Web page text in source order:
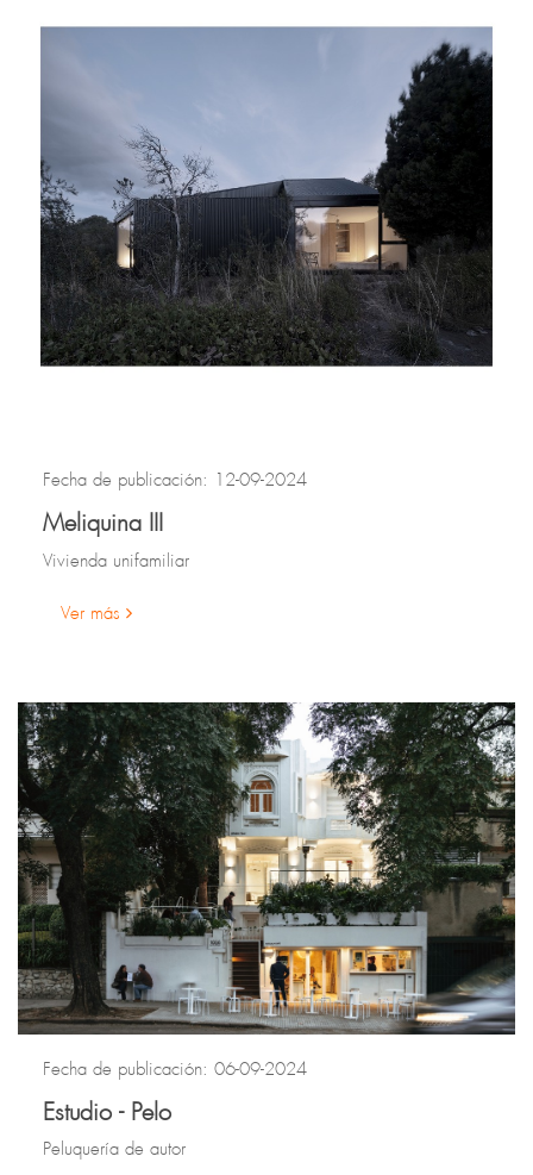
Fecha de publicación: 12-09-2024
Meliquina III
Vivienda unifamiliar
Ver más
Fecha de publicación: 06-09-2024
Estudio - Pelo
Peluquería de autor